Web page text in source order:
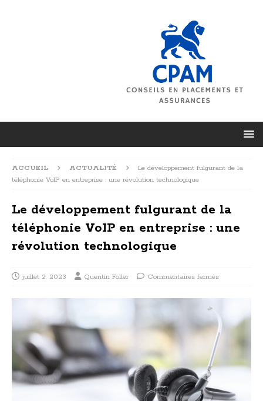
ACCUEIL ACTUALITÉ
Le développement fulgurant de la
téléphonie VoIP en entreprise : une révolution technologique
Le développement fulgurant de la
téléphonie VoIP en entreprise : une
révolution technologique
juillet 2, 2023 Quentin Foller Commentaires fermés